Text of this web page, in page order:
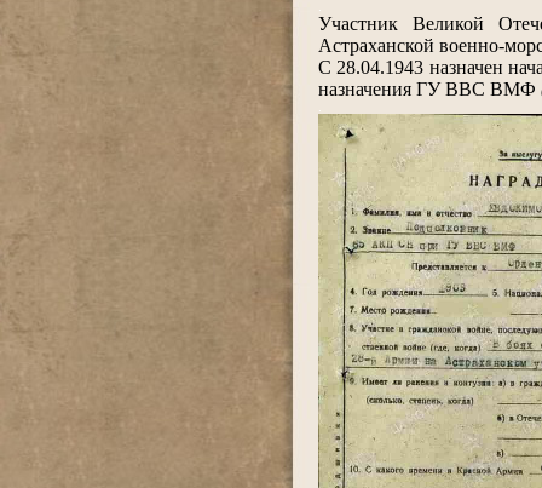
Участник Великой
Астраханской военно-
С 28.04.1943 назначен
назначения ГУ ВВС ВМФ